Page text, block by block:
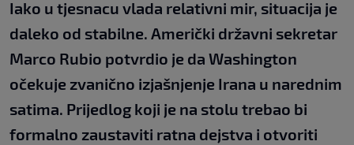
Iako u tjesnacu vlada relativni mir, situacija je
daleko od stabilne. Američki državni sekretar
Marco Rubio potvrdio je da Washington
očekuje zvanično izjašnjenje Irana u narednim
satima. Prijedlog koji je na stolu trebao bi
formalno zaustaviti ratna dejstva i otvoriti